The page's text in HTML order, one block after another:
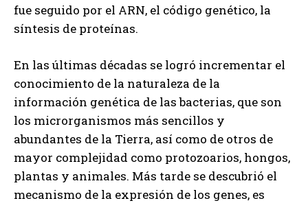
fue seguido por el ARN, el código genético, la
síntesis de proteínas.
En las últimas décadas se logró incrementar el
conocimiento de la naturaleza de la
información genética de las bacterias, que son
los microrganismos más sencillos y
abundantes de la Tierra, así como de otros de
mayor complejidad como protozoarios, hongos,
plantas y animales. Más tarde se descubrió el
mecanismo de la expresión de los genes, es